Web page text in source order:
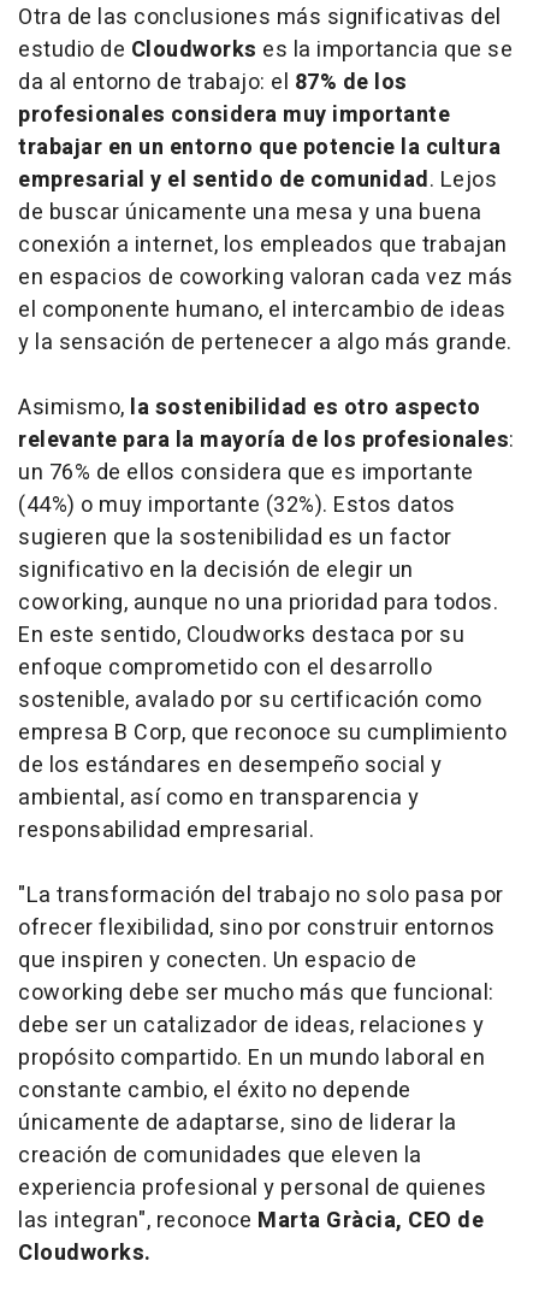
Otra de las conclusiones más significativas del
estudio de Cloudworks es la importancia que se
da al entorno de trabajo: el 87% de los
profesionales considera muy importante
trabajar en un entorno que potencie la cultura
empresarial y el sentido de comunidad. Lejos
de buscar únicamente una mesa y una buena
conexión a internet, los empleados que trabajan
en espacios de coworking valoran cada vez más
el componente humano, el intercambio de ideas
y la sensación de pertenecer a algo más grande.
Asimismo, la sostenibilidad es otro aspecto
relevante para la mayoría de los profesionales:
un 76% de ellos considera que es importante
(44%) o muy importante (32%). Estos datos
sugieren que la sostenibilidad es un factor
significativo en la decisión de elegir un
coworking, aunque no una prioridad para todos.
En este sentido, Cloudworks destaca por su
enfoque comprometido con el desarrollo
sostenible, avalado por su certificación como
empresa B Corp, que reconoce su cumplimiento
de los estándares en desempeño social y
ambiental, así como en transparencia y
responsabilidad empresarial.
"La transformación del trabajo no solo pasa por
ofrecer flexibilidad, sino por construir entornos
que inspiren y conecten. Un espacio de
coworking debe ser mucho más que funcional:
debe ser un catalizador de ideas, relaciones y
propósito compartido. En un mundo laboral en
constante cambio, el éxito no depende
únicamente de adaptarse, sino de liderar la
creación de comunidades que eleven la
experiencia profesional y personal de quienes
las integran", reconoce Marta Gràcia, CEO de
Cloudworks.